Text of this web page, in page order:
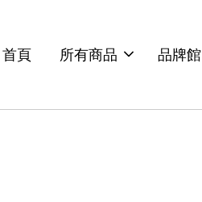
首頁 所有商品 品牌館